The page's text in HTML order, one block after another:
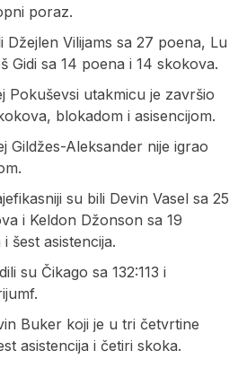
poraz.
Vilijams sa 27 poena, Lu
Gidi sa 14 poena i 14 skokova.
Pokuševsi utakmicu je završio
blokadom i asisencijom.
Gildžes-Aleksander nije igrao
su bili Devin Vasel sa 25
i Keldon Džonson sa 19
šest asistencija.
su Čikago sa 132:113 i
Buker koji je u tri četvrtine
asistencija i četiri skoka.